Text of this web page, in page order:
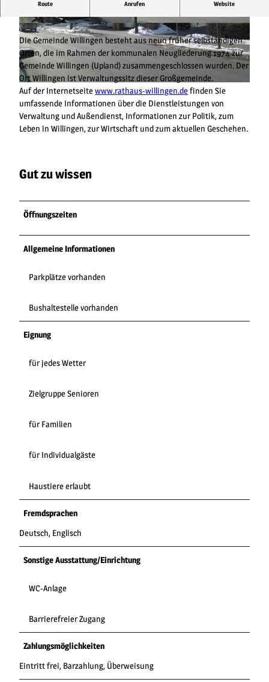
© Gemeinde Willingen (Upland) | CC-BY-SA
© Gemeinde Willingen (Upland) | CC-BY-SA © Gemeinde Willingen (Upland) | CC-BY-SA
Route Anrufen Website
Im Zentrum von Willingen
Die Gemeinde Willingen besteht aus neun früher selbständigen
Orten, die im Rahmen der kommunalen Neugliederung 1974 zur
Gemeinde Willingen (Upland) zusammengeschlossen wurden. Der
Ort Willingen ist Verwaltungssitz dieser Großgemeinde.
Auf der Internetseitewww.rathaus-willingen.definden Sie
umfassende Informationen über die Dienstleistungen von
Verwaltung und Außendienst, Informationen zur Politik, zum
Leben in Willingen, zur Wirtschaft und zum aktuellen Geschehen.
Gut zu wissen
Öffnungszeiten
Allgemeine Informationen
Parkplätze vorhanden
Bushaltestelle vorhanden
Eignung
für jedes Wetter
Zielgruppe Senioren
für Familien
für Individualgäste
Haustiere erlaubt
Fremdsprachen
Deutsch, Englisch
Sonstige Ausstattung/Einrichtung
WC-Anlage
Barrierefreier Zugang
Zahlungsmöglichkeiten
Eintritt frei, Barzahlung, Überweisung